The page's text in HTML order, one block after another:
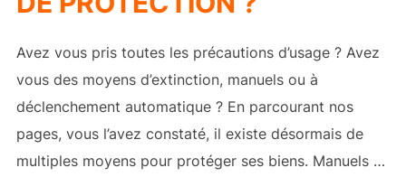
Avez vous pris toutes les précautions d’usage ? Avez
vous des moyens d’extinction, manuels ou à
déclenchement automatique ? En parcourant nos
pages, vous l’avez constaté, il existe désormais de
multiples moyens pour protéger ses biens. Manuels …